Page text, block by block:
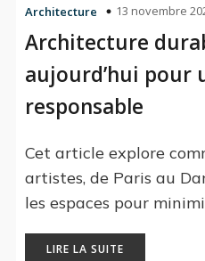
Architecture 13 novembre
Architecture
aujourd’hui pour
responsable
Cet article explore
artistes, de Paris au
les espaces pour
LIRE LA SUITE